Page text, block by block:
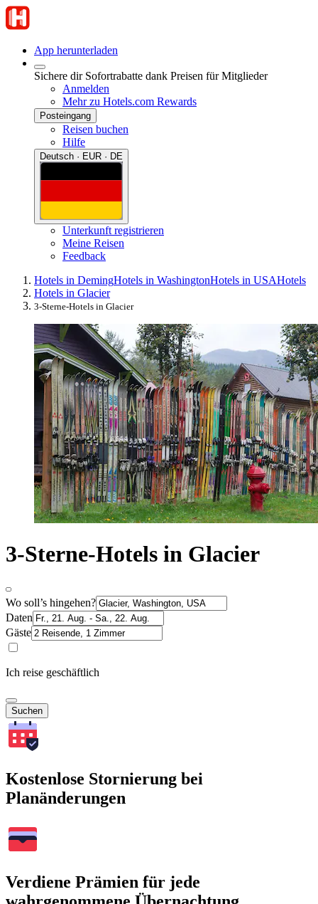
App herunterladen
Sichere dir Sofortrabatte dank Preisen für Mitglieder
Anmelden
Mehr zu Hotels.com Rewards
Posteingang
Reisen buchen
Hilfe
Deutsch · EUR · DE
Unterkunft registrieren
Meine Reisen
Feedback
Hotels in DemingHotels in WashingtonHotels in USAHotels
Hotels in Glacier
3-Sterne-Hotels in Glacier
3-Sterne-Hotels in Glacier
Wo soll’s hingehen?
Daten
Gäste
Ich reise geschäftlich
Suchen
Kostenlose Stornierung bei
Planänderungen
Verdiene Prämien für jede